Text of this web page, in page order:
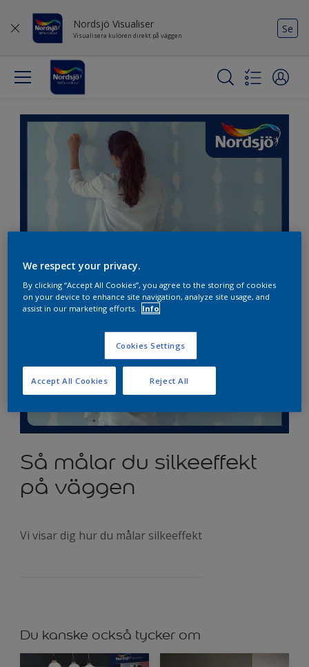
Nordsjö Visualiser
Visualisera kulören direkt på väggen
Se
Så målar du silkeeffekt
på väggen
Vi visar dig hur du målar silkeeffekt
Du kanske också tycker om
We respect your privacy.
By clicking “Accept All Cookies”, you agree to the storing of cookies
on your device to enhance site navigation, analyze site usage, and
assist in our marketing efforts.
Info
Cookies Settings
Reject All
Accept All Cookies